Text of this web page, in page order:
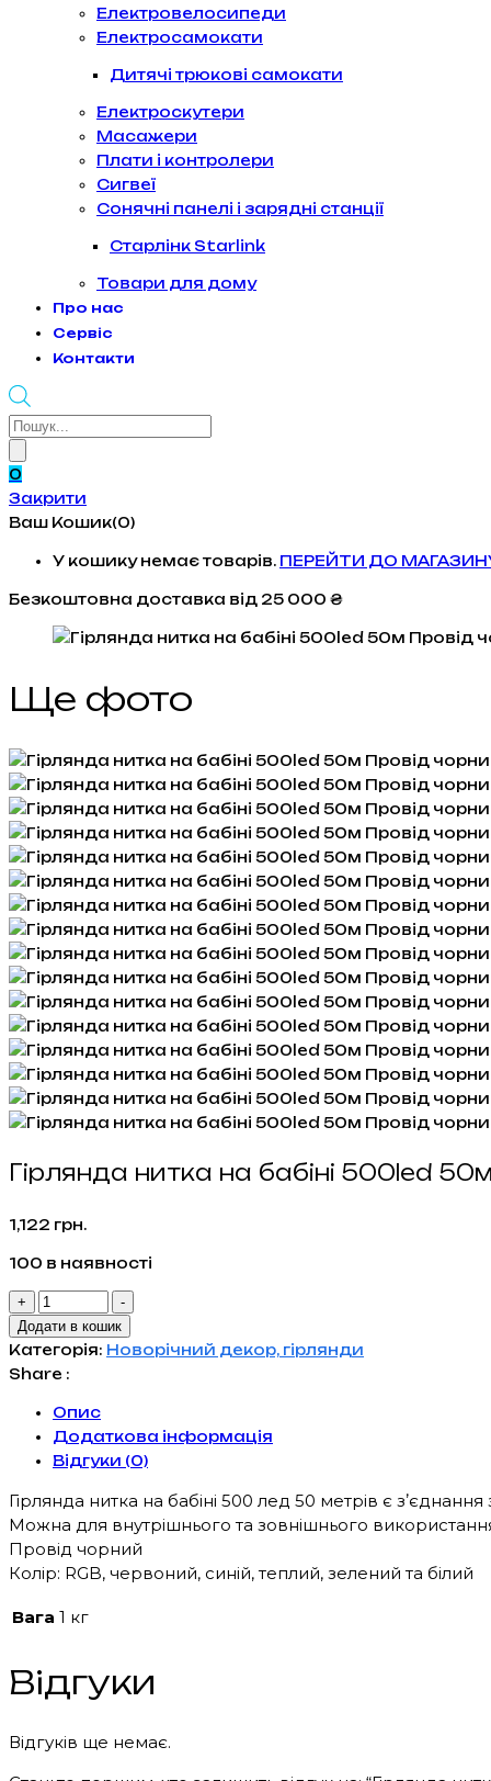
Електровелосипеди
Електросамокати
Дитячі трюкові самокати
Електроскутери
Масажери
Плати і контролери
Сигвеї
Сонячні панелі і зарядні станції
Старлінк Starlink
Товари для дому
Про нас
Сервіс
Контакти
Products
0
Закрити
Ваш Кошик(0)
У кошику немає товарів. ПЕРЕЙТИ ДО
Безкоштовна доставка від 25 000 ₴
Ще фото
Гірлянда нитка на бабіні 500led
1,122 грн.
100 в наявності
+
Гірлянда
нитка
на
бабіні
50м
Провід
чорний
-
Додати в кошик
Категорія: Новорічний декор, гірлянди
Share :
Опис
Додаткова інформація
Відгуки (0)
Гірлянда нитка на бабіні 500 лед 50 метрів є
Можна для внутрішнього та зовнішнього
Провід чорний
Колір: RGB, червоний, синій, теплий, зелений та білий
Вага 1 кг
Відгуки
Відгуків ще немає.